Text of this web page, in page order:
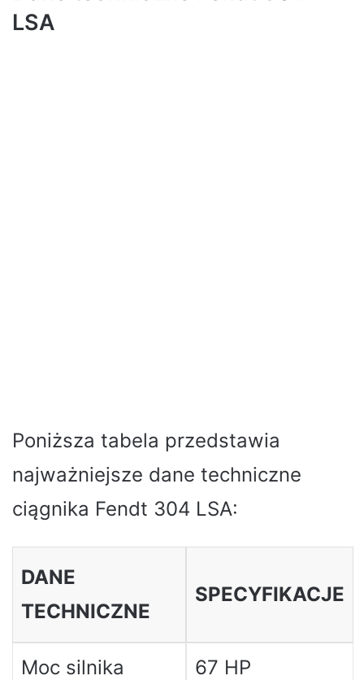
LSA
Poniższa tabela przedstawia
najważniejsze dane techniczne
ciągnika Fendt 304 LSA:
DANE
TECHNICZNE
SPECYFIKACJE
Moc silnika 67 HP